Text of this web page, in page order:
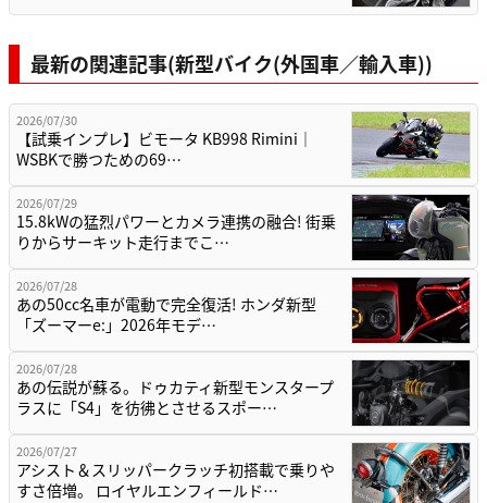
最新の関連記事(新型バイク(外国車／輸入車))
2026/07/30
【試乗インプレ】ビモータ KB998 Rimini｜
WSBKで勝つための69…
2026/07/29
15.8kWの猛烈パワーとカメラ連携の融合! 街乗
りからサーキット走行までこ…
2026/07/28
あの50cc名車が電動で完全復活! ホンダ新型
「ズーマーe:」2026年モデ…
2026/07/28
あの伝説が蘇る。ドゥカティ新型モンスタープ
ラスに「S4」を彷彿とさせるスポー…
2026/07/27
アシスト＆スリッパークラッチ初搭載で乗りや
すさ倍増。 ロイヤルエンフィールド…